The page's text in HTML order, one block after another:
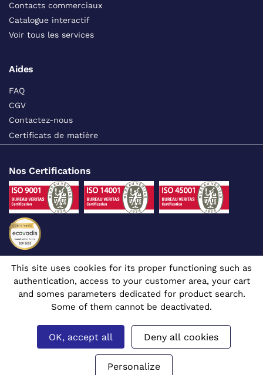
Contacts commerciaux
Catalogue interactif
Voir tous les services
Aides
FAQ
CGV
Contactez-nous
Certificats de matière
Nos Certifications
Suivez-nous sur les réseaux sociaux
Site dédié aux professionnels
© 1980 - 2026 CGR - Tous droits réservés
Prix affichés en euros et hors TVA.
This site uses cookies for its proper functioning such as
authentication, access to your customer area, your cart
and somes parameters dedicated for product search.
Some of them cannot be deactivated.
OK, accept all Deny all cookies
Personalize